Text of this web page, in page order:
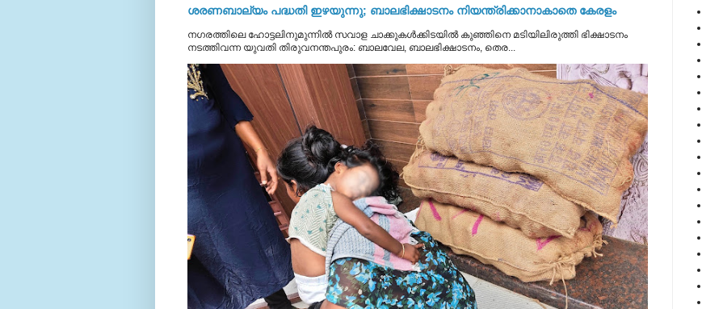
ശരണബാല്യം പദ്ധതി ഇഴയുന്നു; ബാലഭിക്ഷാടനം നിയന്ത്രിക്കാനാകാതെ കേരളം
നഗരത്തിലെ ഹോട്ടലിനുമുന്നിൽ സവാള ചാക്കുകൾക്കിടയിൽ കുഞ്ഞിനെ മടിയിലിരുത്തി ഭിക്ഷാടനം
നടത്തിവന്ന യുവതി തിരുവനന്തപുരം: ബാലവേല, ബാലഭിക്ഷാടനം, തെര...